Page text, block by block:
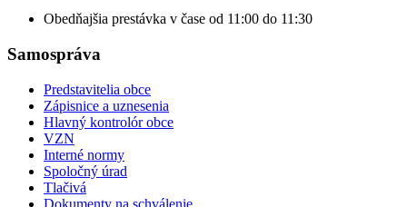
Obedňajšia prestávka v čase od 11:00 do 11:30
Samospráva
Predstavitelia obce
Zápisnice a uznesenia
Hlavný kontrolór obce
VZN
Interné normy
Spoločný úrad
Tlačivá
Dokumenty na schválenie